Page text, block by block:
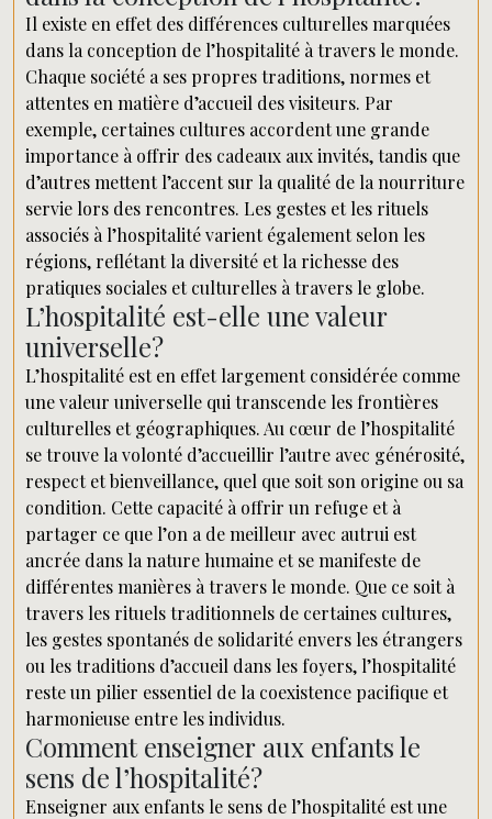
Il existe en effet des différences culturelles marquées
dans la conception de l’hospitalité à travers le monde.
Chaque société a ses propres traditions, normes et
attentes en matière d’accueil des visiteurs. Par
exemple, certaines cultures accordent une grande
importance à offrir des cadeaux aux invités, tandis que
d’autres mettent l’accent sur la qualité de la nourriture
servie lors des rencontres. Les gestes et les rituels
associés à l’hospitalité varient également selon les
régions, reflétant la diversité et la richesse des
pratiques sociales et culturelles à travers le globe.
L’hospitalité est-elle une valeur
universelle?
L’hospitalité est en effet largement considérée comme
une valeur universelle qui transcende les frontières
culturelles et géographiques. Au cœur de l’hospitalité
se trouve la volonté d’accueillir l’autre avec générosité,
respect et bienveillance, quel que soit son origine ou sa
condition. Cette capacité à offrir un refuge et à
partager ce que l’on a de meilleur avec autrui est
ancrée dans la nature humaine et se manifeste de
différentes manières à travers le monde. Que ce soit à
travers les rituels traditionnels de certaines cultures,
les gestes spontanés de solidarité envers les étrangers
ou les traditions d’accueil dans les foyers, l’hospitalité
reste un pilier essentiel de la coexistence pacifique et
harmonieuse entre les individus.
Comment enseigner aux enfants le
sens de l’hospitalité?
Enseigner aux enfants le sens de l’hospitalité est une